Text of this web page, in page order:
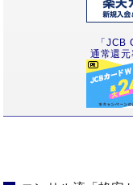
「JCB
通常還